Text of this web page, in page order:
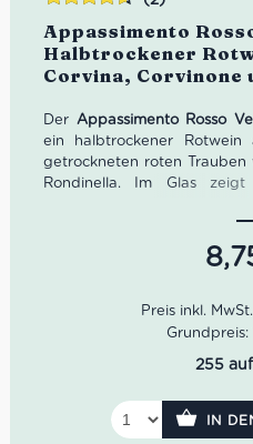
Appassimento
Halbtrockener
Corvina, Corvinone
Der Appassimento Rosso
ein halbtrockener Rotwein
getrockneten roten
Rondinella. Im Glas
würzige Noten. Am
vollmundig und samtig,
langem, leicht würzigem
kräftiger italienischer Küche.
Bewertet
mit 4.50
von 5
Grundpreis:
255
IN